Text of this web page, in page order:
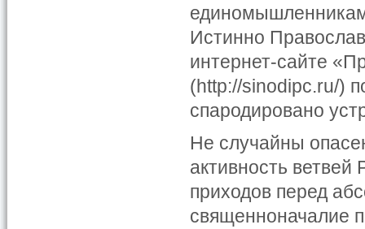
Истинно
интернет-сайте
(http://sinodipc.ru/)
спародировано
Не случайны
активность
приходов перед
священноначалие